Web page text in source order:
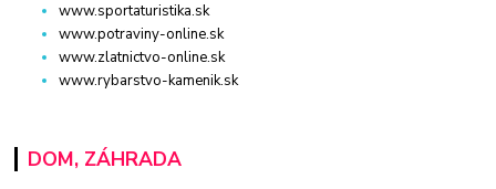
www.sportaturistika.sk
www.potraviny-online.sk
www.zlatnictvo-online.sk
www.rybarstvo-kamenik.sk
DOM, ZÁHRADA